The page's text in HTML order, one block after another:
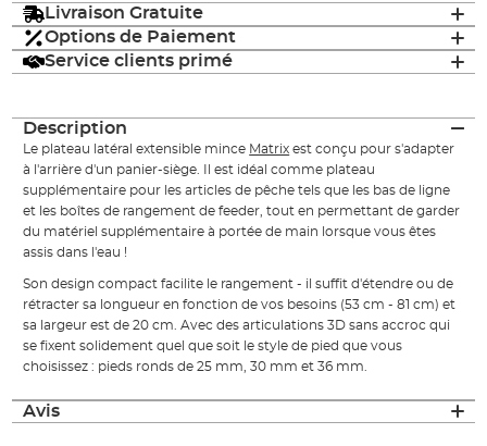
Livraison Gratuite
Options de Paiement
Service clients primé
Description
Le plateau latéral extensible mince Matrix est conçu pour s'adapter
à l'arrière d'un panier-siège. Il est idéal comme plateau
supplémentaire pour les articles de pêche tels que les bas de ligne
et les boîtes de rangement de feeder, tout en permettant de garder
du matériel supplémentaire à portée de main lorsque vous êtes
assis dans l'eau !
Son design compact facilite le rangement - il suffit d'étendre ou de
rétracter sa longueur en fonction de vos besoins (53 cm - 81 cm) et
sa largeur est de 20 cm. Avec des articulations 3D sans accroc qui
se fixent solidement quel que soit le style de pied que vous
choisissez : pieds ronds de 25 mm, 30 mm et 36 mm.
Avis